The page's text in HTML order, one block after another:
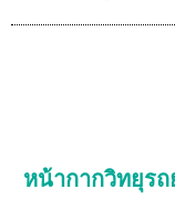
หน้ากากวิทยุรถ